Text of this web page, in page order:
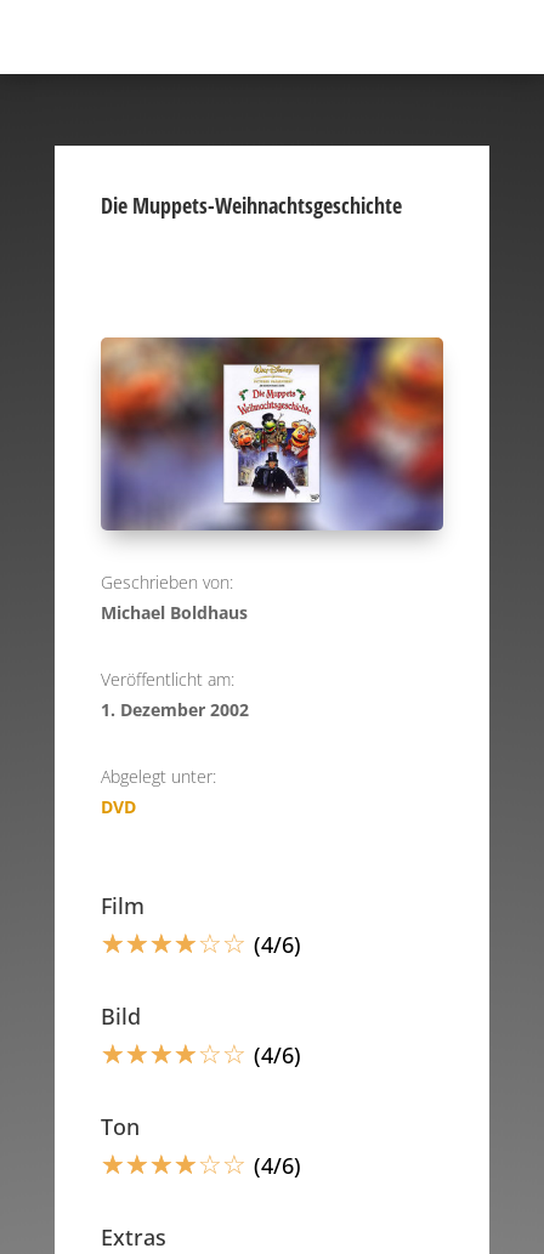
Die Muppets-Weihnachtsgeschichte
Geschrieben von:
Michael Boldhaus
Veröffentlicht am:
1. Dezember 2002
Abgelegt unter:
DVD
Film
☆☆☆☆☆☆ (4/6)
Bild
☆☆☆☆☆☆ (4/6)
Ton
☆☆☆☆☆☆ (4/6)
Extras